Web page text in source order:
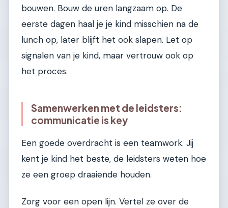
bouwen. Bouw de uren langzaam op. De
eerste dagen haal je je kind misschien na de
lunch op, later blijft het ook slapen. Let op
signalen van je kind, maar vertrouw ook op
het proces.
Samenwerken met de leidsters:
communicatie is key
Een goede overdracht is een teamwork. Jij
kent je kind het beste, de leidsters weten hoe
ze een groep draaiende houden.
Zorg voor een open lijn. Vertel ze over de